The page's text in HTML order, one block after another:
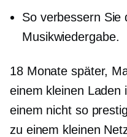
So verbessern Sie
Musikwiedergabe.
18 Monate später,
einem kleinen Laden
einem nicht so
zu einem kleinen